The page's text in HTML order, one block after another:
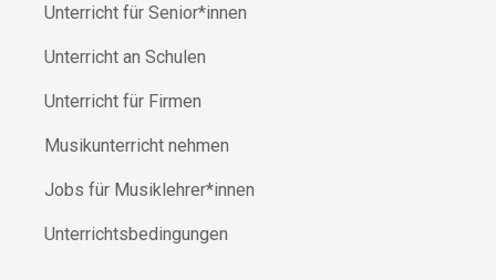
Unterricht für Senior*innen
Unterricht an Schulen
Unterricht für Firmen
Musikunterricht nehmen
Jobs für Musiklehrer*innen
Unterrichtsbedingungen